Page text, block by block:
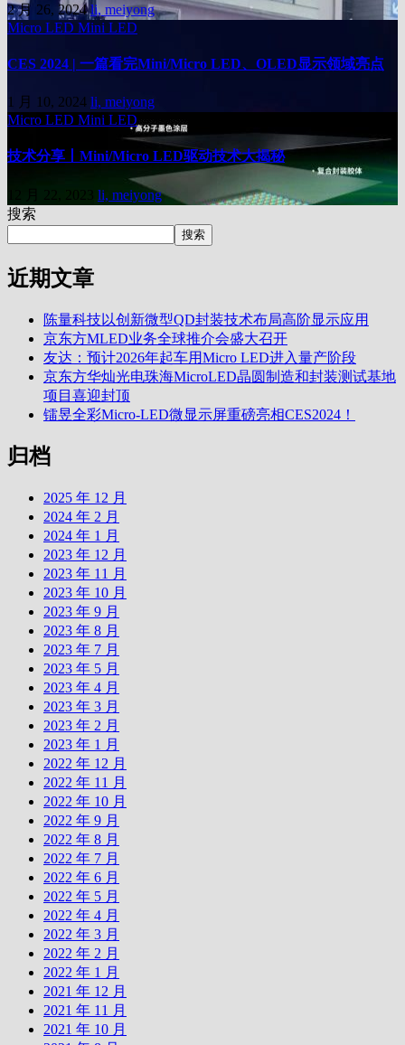
2 月 26, 2024li, meiyong
Micro LED Mini LED
CES 2024 | 一篇看完Mini/Micro LED、OLED显示领域亮点
1 月 10, 2024 li, meiyong
Micro LED Mini LED
技术分享丨Mini/Micro LED驱动技术大揭秘
12 月 22, 2023 li, meiyong
搜索
搜索
近期文章
陈量科技以创新微型QD封装技术布局高阶显示应用
京东方MLED业务全球推介会盛大召开
友达：预计2026年起车用Micro LED进入量产阶段
京东方华灿光电珠海MicroLED晶圆制造和封装测试基地
项目喜迎封顶
镭昱全彩Micro-LED微显示屏重磅亮相CES2024！
归档
2025 年 12 月
2024 年 2 月
2024 年 1 月
2023 年 12 月
2023 年 11 月
2023 年 10 月
2023 年 9 月
2023 年 8 月
2023 年 7 月
2023 年 5 月
2023 年 4 月
2023 年 3 月
2023 年 2 月
2023 年 1 月
2022 年 12 月
2022 年 11 月
2022 年 10 月
2022 年 9 月
2022 年 8 月
2022 年 7 月
2022 年 6 月
2022 年 5 月
2022 年 4 月
2022 年 3 月
2022 年 2 月
2022 年 1 月
2021 年 12 月
2021 年 11 月
2021 年 10 月